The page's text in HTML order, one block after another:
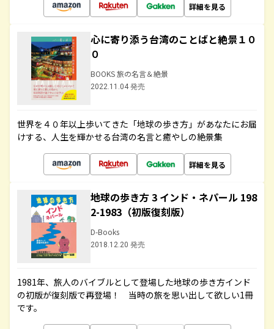
詳細を見る
心に寄り添う台湾のことばと絶景１０
０
BOOKS 旅の名言＆絶景
2022.11.04 発売
世界を４０年以上歩いてきた「地球の歩き方」があなたにお届
けする、人生を輝かせる台湾の名言と癒やしの絶景集
詳細を見る
地球の歩き方 3 インド・ネパール 198
2-1983（初版復刻版）
D-Books
2018.12.20 発売
1981年、旅人のバイブルとして登場した地球の歩き方インド
の初版が復刻版で再登場！ 当時の旅を思い出して欲しい1冊
です。